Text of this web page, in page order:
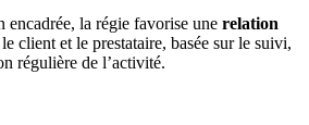
encadrée, la régie favorise une relation
client et le prestataire, basée sur le suivi,
régulière de l’activité.